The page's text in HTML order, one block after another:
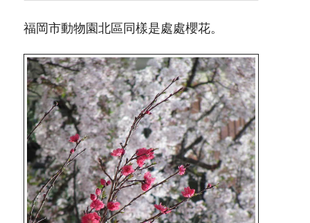
福岡市動物園北區同樣是處處櫻花。